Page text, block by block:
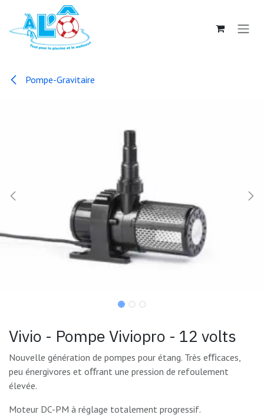
Se rendre au contenu
Pompe-Gravitaire
Vivio - Pompe Viviopro - 12 volts
Nouvelle génération de pompes pour étang. Très eﬃcaces,
peu énergivores et oﬀrant une pression de refoulement
élevée.
Moteur DC-PM à réglage totalement progressif.